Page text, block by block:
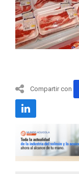
Compartir con